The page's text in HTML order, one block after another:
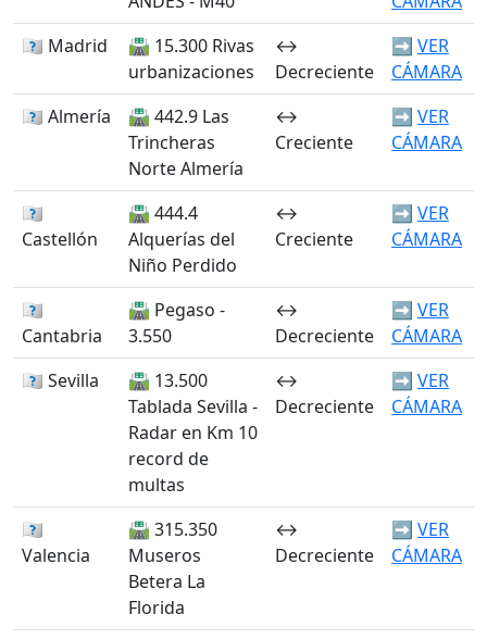
🏴󠁭󠁶󠁳󠁣󠁿 Madrid
🛣️ 15.300 Rivas
urbanizaciones
↔️
Decreciente
➡️ VER
CÁMARA
🏴󠁭󠁶󠁳󠁣󠁿 Almería
🛣️ 442.9 Las
Trincheras
Norte Almería
↔️
Creciente
➡️ VER
CÁMARA
🏴󠁭󠁶󠁳󠁣󠁿
Castellón
🛣️ 444.4
Alquerías del
Niño Perdido
↔️
Creciente
➡️ VER
CÁMARA
🏴󠁭󠁶󠁳󠁣󠁿
Cantabria
🛣️ Pegaso -
3.550
↔️
Decreciente
➡️ VER
CÁMARA
🏴󠁭󠁶󠁳󠁣󠁿 Sevilla
🛣️ 13.500
Tablada Sevilla -
Radar en Km 10
record de
multas
↔️
Decreciente
➡️ VER
CÁMARA
🏴󠁭󠁶󠁳󠁣󠁿
Valencia
🛣️ 315.350
Museros
Betera La
Florida
↔️
Decreciente
➡️ VER
CÁMARA